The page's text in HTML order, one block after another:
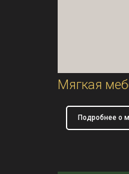
Мягкая
Подробнее о